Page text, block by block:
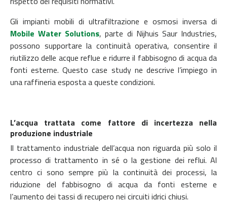
Gli impianti mobili di ultrafiltrazione e osmosi inversa di
Mobile Water Solutions, parte di Nijhuis Saur Industries,
possono supportare la continuità operativa, consentire il
riutilizzo delle acque reflue e ridurre il fabbisogno di acqua da
fonti esterne. Questo case study ne descrive l’impiego in
una raffineria esposta a queste condizioni.
L’acqua trattata come fattore di incertezza nella
produzione industriale
Il trattamento industriale dell’acqua non riguarda più solo il
processo di trattamento in sé o la gestione dei reflui. Al
centro ci sono sempre più la continuità dei processi, la
riduzione del fabbisogno di acqua da fonti esterne e
l’aumento dei tassi di recupero nei circuiti idrici chiusi.